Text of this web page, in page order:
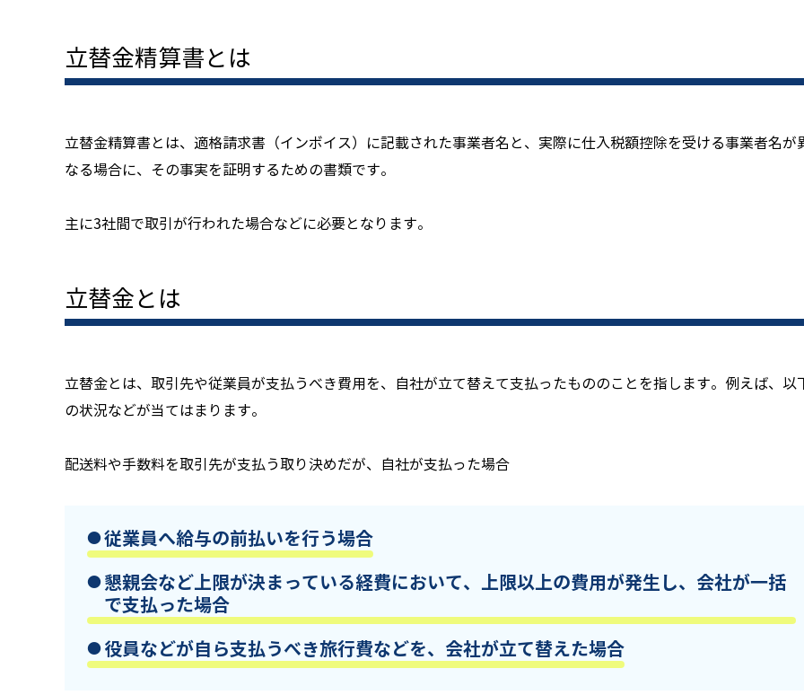
立替金精算書とは
立替金精算書とは、適格請求書（インボイス）に記載された事業者名と、実際に仕入税額控除を受ける事業者名が
なる場合に、その事実を証明するための書類です。
主に3社間で取引が行われた場合などに必要となります。
立替金とは
立替金とは、取引先や従業員が支払うべき費用を、自社が立て替えて支払ったもののことを指します。例えば、以
の状況などが当てはまります。
配送料や手数料を取引先が支払う取り決めだが、自社が支払った場合
従業員へ給与の前払いを行う場合
懇親会など上限が決まっている経費において、上限以上の費用が発生し、会社が一括
で支払った場合
役員などが自ら支払うべき旅行費などを、会社が立て替えた場合